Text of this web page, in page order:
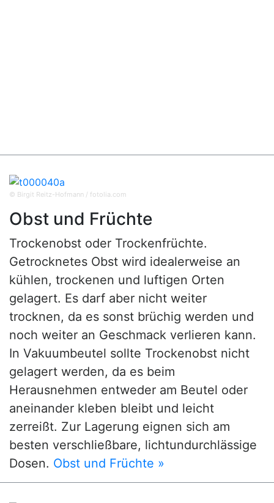
© Birgit Reitz-Hofmann / fotolia.com
Obst und Früchte
Trockenobst oder Trockenfrüchte.
Getrocknetes Obst wird idealerweise an
kühlen, trockenen und luftigen Orten
gelagert. Es darf aber nicht weiter
trocknen, da es sonst brüchig werden und
noch weiter an Geschmack verlieren kann.
In Vakuumbeutel sollte Trockenobst nicht
gelagert werden, da es beim
Herausnehmen entweder am Beutel oder
aneinander kleben bleibt und leicht
zerreißt. Zur Lagerung eignen sich am
besten verschließbare, lichtundurchlässige
Dosen. Obst und Früchte »